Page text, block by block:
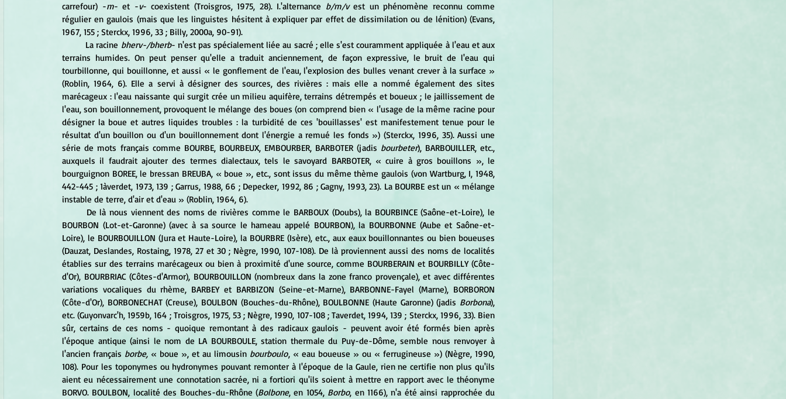
carrefour) -m- et -v- coexistent (Troisgros, 1975, 28). I.'alternance b/m/v est un phénomène reconnu comme
régulier en gaulois (mais que les linguistes hésitent à expliquer par effet de dissimilation ou de lénition) (Evans,
1967, 155 ; Sterckx, 1996, 33 ; Billy, 2000a, 90-91).
	La racine
bherv-/bherb- n'est pas spécialement liée au sacré ; elle s'est couramment appliquée à l'eau et aux
terrains humides. On peut penser qu'elle a traduit anciennement, de façon expressive, le bruit de l'eau qui
tourbillonne, qui bouillonne, et aussi « le gonflement de l'eau, l'explosion des bulles venant crever à la surface »
(Roblin, 1964, 6). Elle a servi à désigner des sources, des rivières : mais elle a nommé également des sites
marécageux : l'eau naissante qui surgit crée un milieu aquifère, terrains détrempés et boueux ; le jaillissement de
l'eau, son bouillonnement, provoquent le mélange des boues (on comprend bien « l'usage de la même racine pour
désigner la boue et autres liquides troubles : la turbidité de ces 'bouillasses' est manifestement tenue pour le
résultat d'un bouillon ou d'un bouillonnement dont l'énergie a remué les fonds ») (Sterckx, 1996, 35). Aussi une
série de mots français comme BOURBE, BOURBEUX, EMBOURBER, BARBOTER (jadis bourbeter), BARBOUILLER, etc.,
auxquels il faudrait ajouter des termes dialectaux, tels le savoyard BARBOTER, « cuire à gros bouillons », le
bourguignon BOREE, le bressan BREUBA, « boue », etc., sont issus du même thème gaulois (von Wartburg, I, 1948,
442-445 ; 1àverdet, 1973, 139 ; Garrus, 1988, 66 ; Depecker, 1992, 86 ; Gagny, 1993, 23). La BOURBE est un « mélange
instable de terre, d'air et d'eau » (Roblin, 1964, 6).
BOURBON (Lot-et-Garonne) (avec à sa source le hameau appelé BOURBON), la BOURBONNE (Aube et Saône-et-
Loire), le BOURBOUILLON (Jura et Haute-Loire), la BOURBRE (Isère), etc., aux eaux bouillonnantes ou bien boueuses
(Dauzat, Deslandes, Rostaing, 1978, 27 et 30 ; Nègre, 1990, 107-108). De là proviennent aussi des noms de localités
établies sur des terrains marécageux ou bien à proximité d'une source, comme BOURBERAIN et BOURBILLY (Côte-
d'Or), BOURBRIAC (Côtes-d'Armor), BOURBOUILLON (nombreux dans la zone franco provençale), et avec différentes
variations vocaliques du rhème, BARBEY et BARBIZON (Seine-et-Marne), BARBONNE-Fayel (Marne), BORBORON
(Côte-d'Or), BORBONECHAT (Creuse), BOULBON (Bouches-du-Rhône), BOULBONNE (Haute Garonne) (jadis Borbona),
etc. (Guyonvarc'h, 1959b, 164 ; Troisgros, 1975, 53 ; Nègre, 1990, 107-108 ; Taverdet, 1994, 139 ; Sterckx, 1996, 33). Bien
sûr, certains de ces noms - quoique remontant à des radicaux gaulois - peuvent avoir été formés bien après
l'époque antique (ainsi le nom de LA BOURBOULE, station thermale du Puy-de-Dôme, semble nous renvoyer à
l'ancien français borbe, « boue », et au limousin bourboulo, « eau boueuse » ou « ferrugineuse ») (Nègre, 1990,
108). Pour les toponymes ou hydronymes pouvant remonter à l'époque de la Gaule, rien ne certifie non plus qu'ils
aient eu nécessairement une connotation sacrée, ni a fortiori qu'ils soient à mettre en rapport avec le théonyme
BORVO. BOULBON, localité des Bouches-du-Rhône (Bolbone, en 1054, Borbo, en 1166), n'a été ainsi rapprochée du